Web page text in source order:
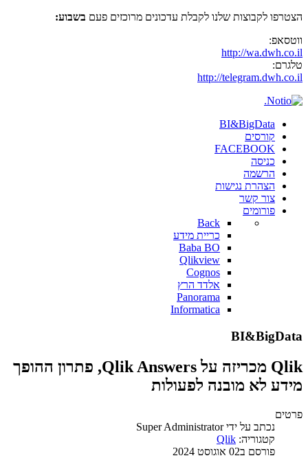
הצטרפו לקבוצות שלנו לקבלת עדכונים מרוכזים פעם בשבוע:
ווטסאפ:
http://wa.dwh.co.il
טלגרם:
http://telegram.dwh.co.il
BI&BigData
קורסים
FACEBOOK
כניסה
הרשמה
הצהרת נגישות
צור קשר
פורומים
Back
כריית מידע
Baba BO
Qlikview
Cognos
אלדד הרץ
Panorama
Informatica
BI&BigData
Qlik מכריזה על Qlik Answers, פתרון ההופך
מידע לא מובנה לפעולות
פרטים
נכתב על ידיSuper Administrator
קטגוריה: Qlik
פורסם ב02 אוגוסט 2024